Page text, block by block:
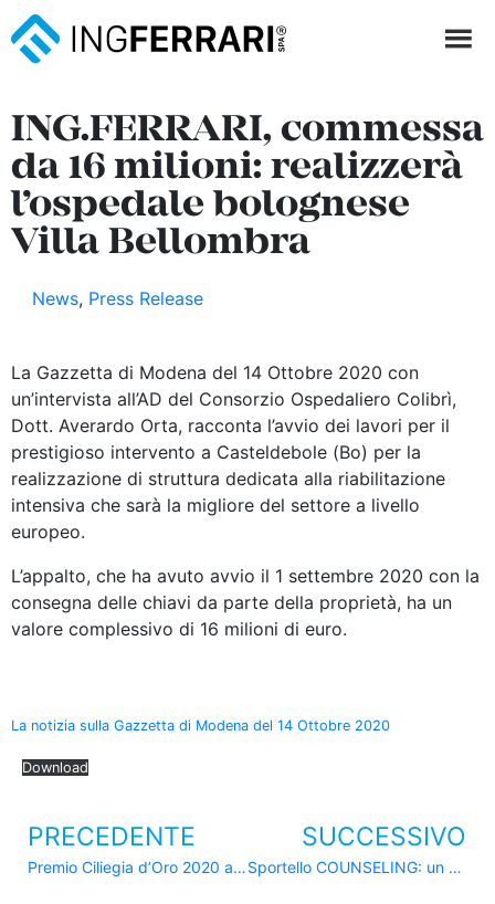
ING.FERRARI, commessa
da 16 milioni: realizzerà
l’ospedale bolognese
Villa Bellombra
News, Press Release
La Gazzetta di Modena del 14 Ottobre 2020 con
un’intervista all’AD del Consorzio Ospedaliero Colibrì,
Dott. Averardo Orta, racconta l’avvio dei lavori per il
prestigioso intervento a Casteldebole (Bo) per la
realizzazione di struttura dedicata alla riabilitazione
intensiva che sarà la migliore del settore a livello
europeo.
L’appalto, che ha avuto avvio il 1 settembre 2020 con la
consegna delle chiavi da parte della proprietà, ha un
valore complessivo di 16 milioni di euro.
La notizia sulla Gazzetta di Modena del 14 Ottobre 2020
Download
PRECEDENTE
Premio Ciliegia d’Oro 2020 all’Ing. Pietro Ferrari
SUCCESSIVO
Sportello COUNSELING: un personal trainer per gestire il cambiamento